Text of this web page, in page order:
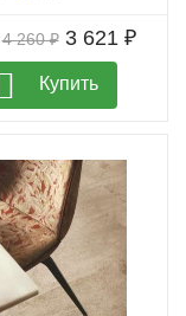
4 260 ₽ 3 621 ₽
Купить